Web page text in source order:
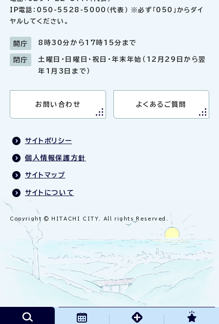
IP電話：050-5528-5000（代表） ※必ず「050」からダイ
ヤルしてください。
開庁 8時30分から17時15分まで
閉庁
土曜日・日曜日・祝日・年末年始（12月29日から翌
年1月3日まで）
お問い合わせ よくあるご質問
サイトポリシー
個人情報保護方針
サイトマップ
サイトについて
Copyright © HITACHI CITY. All rights Reserved.